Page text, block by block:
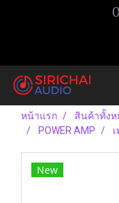
หน้าแรก สินค้าทั้งห
POWER AMP
New